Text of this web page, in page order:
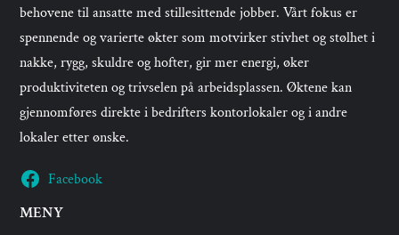
behovene til ansatte med stillesittende jobber. Vårt fokus er
spennende og varierte økter som motvirker stivhet og stølhet i
nakke, rygg, skuldre og hofter, gir mer energi, øker
produktiviteten og trivselen på arbeidsplassen. Øktene kan
gjennomføres direkte i bedrifters kontorlokaler og i andre
lokaler etter ønske.
Facebook
MENY